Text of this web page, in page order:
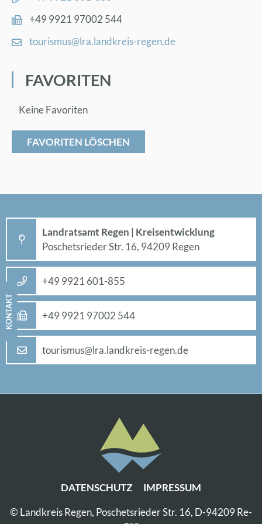
+49 9921 97002 544
tou­ris­mus@​lra.​landkreis-re­gen.de
FA­VO­RI­TEN
Keine Favoriten
FAVORITEN LÖSCHEN
KON­TAKT
Land­rats­amt Re­gen | Kreis­ent­wick­lung
Po­sche­ts­rie­der Str. 16, 94209 Re­gen
+49 9921 601-855
+49 9921 97002 544
tou­ris­mus@​lra.​landkreis-re­gen.de
DA­TEN­SCHUTZ
IM­PRES­SUM
© Land­kreis Re­gen, Po­sche­ts­rie­der Str. 16, D-94209 Re­